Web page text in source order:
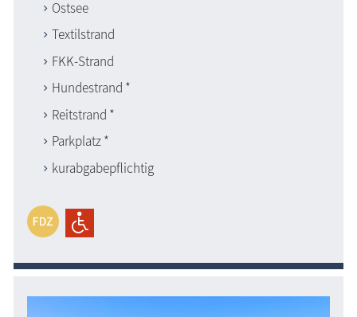
Ostsee
Textilstrand
FKK-Strand
Hundestrand *
Reitstrand *
Parkplatz *
kurabgabepflichtig